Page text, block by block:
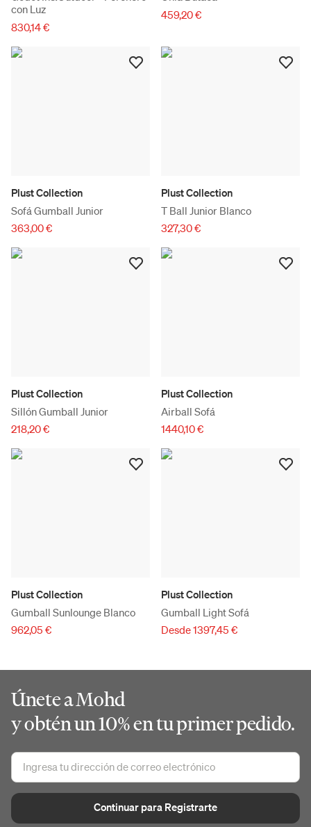
con Luz
830,14 €
459,20 €
Plust Collection
Sofá Gumball Junior
363,00 €
Plust Collection
T Ball Junior Blanco
327,30 €
Plust Collection
Sillón Gumball Junior
218,20 €
Plust Collection
Airball Sofá
1440,10 €
Plust Collection
Gumball Sunlounge Blanco
962,05 €
Plust Collection
Gumball Light Sofá
Desde 1397,45 €
Únete a Mohd
y obtén un 10% en tu primer pedido.
Continuar para Registrarte